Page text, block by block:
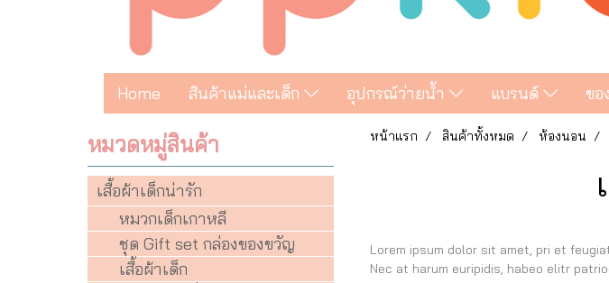
Home สินค้าแม่และเด็ก อุปกรณ์ว่ายน้ำ แบรนด์ ข
หน้าแรก สินค้าทั้งหมด ห้องนอน
Lorem ipsum dolor sit amet, pri et
Nec at harum euripidis, habeo elitr
หมวดหมู่สินค้า
เสื้อผ้าเด็กน่ารัก
หมวกเด็กเกาหลี
ชุด Gift set กล่องของขวัญ
เสื้อผ้าเด็ก